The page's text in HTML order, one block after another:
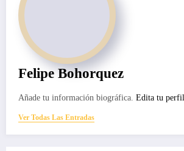
Felipe Bohorquez
Añade tu información biográfica. Edita tu perfil
Ver Todas Las Entradas